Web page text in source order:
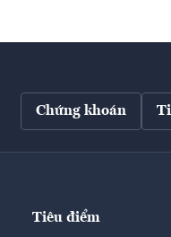
Chứng khoán
Tiêu điểm